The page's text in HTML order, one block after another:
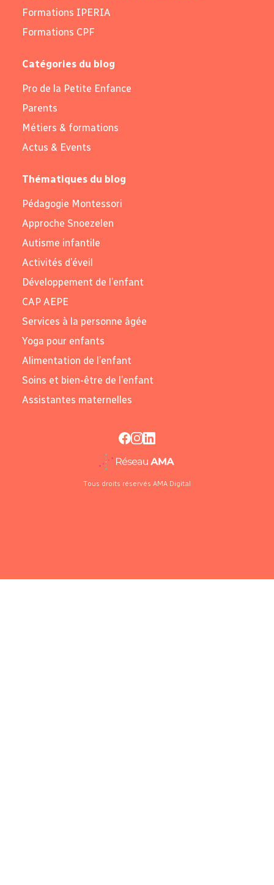
Formations IPERIA
Formations CPF
Catégories du blog
Pro de la Petite Enfance
Parents
Métiers & formations
Actus & Events
Thématiques du blog
Pédagogie Montessori
Approche Snoezelen
Autisme infantile
Activités d’éveil
Développement de l’enfant
CAP AEPE
Services à la personne âgée
Yoga pour enfants
Alimentation de l’enfant
Soins et bien-être de l’enfant
Assistantes maternelles
Tous droits réservés AMA Digital